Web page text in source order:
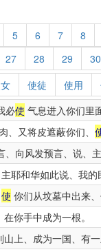
5 6 7 8
27 28 29 30
使徒 使用
必使 气息进入你们里
、又将皮遮蔽你们、
向风发预言、说、
耶和华如此说、我的
使 你们从坟墓中出来
你手中成为一根。
上、成为一国、有